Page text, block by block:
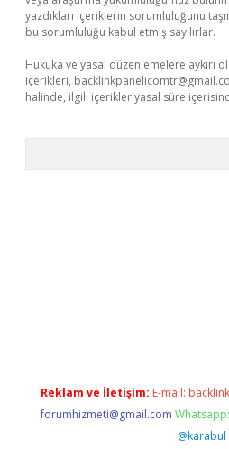
yazdıkları içeriklerin sorumluluğunu
bu sorumluluğu kabul etmiş sayılırlar.
Hukuka ve yasal düzenlemelere aykırı
içerikleri,
halinde, ilgili içerikler yasal süre
Reklam ve İletişim: E-mail:
forumhizmeti@gmail.com
@karabul